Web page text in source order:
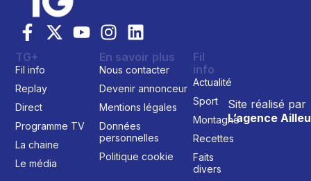
Site réalisé par
L’agence
TG+
Fil info
Replay
Direct
Programme TV
La chaine
Le média
En savoir plus
Nous contacter
Devenir annonceur
Mentions légales
Données
personnelles
Politique cookie
Fil
info
Actualité
Sport
Montagne
Recettes
Faits
divers